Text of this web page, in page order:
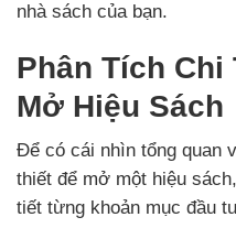
nhà sách của bạn.
Phân Tích
Mở Hiệu Sách
Để có cái nhìn tổng quan
thiết để mở một hiệu
tiết từng khoản mục đầu